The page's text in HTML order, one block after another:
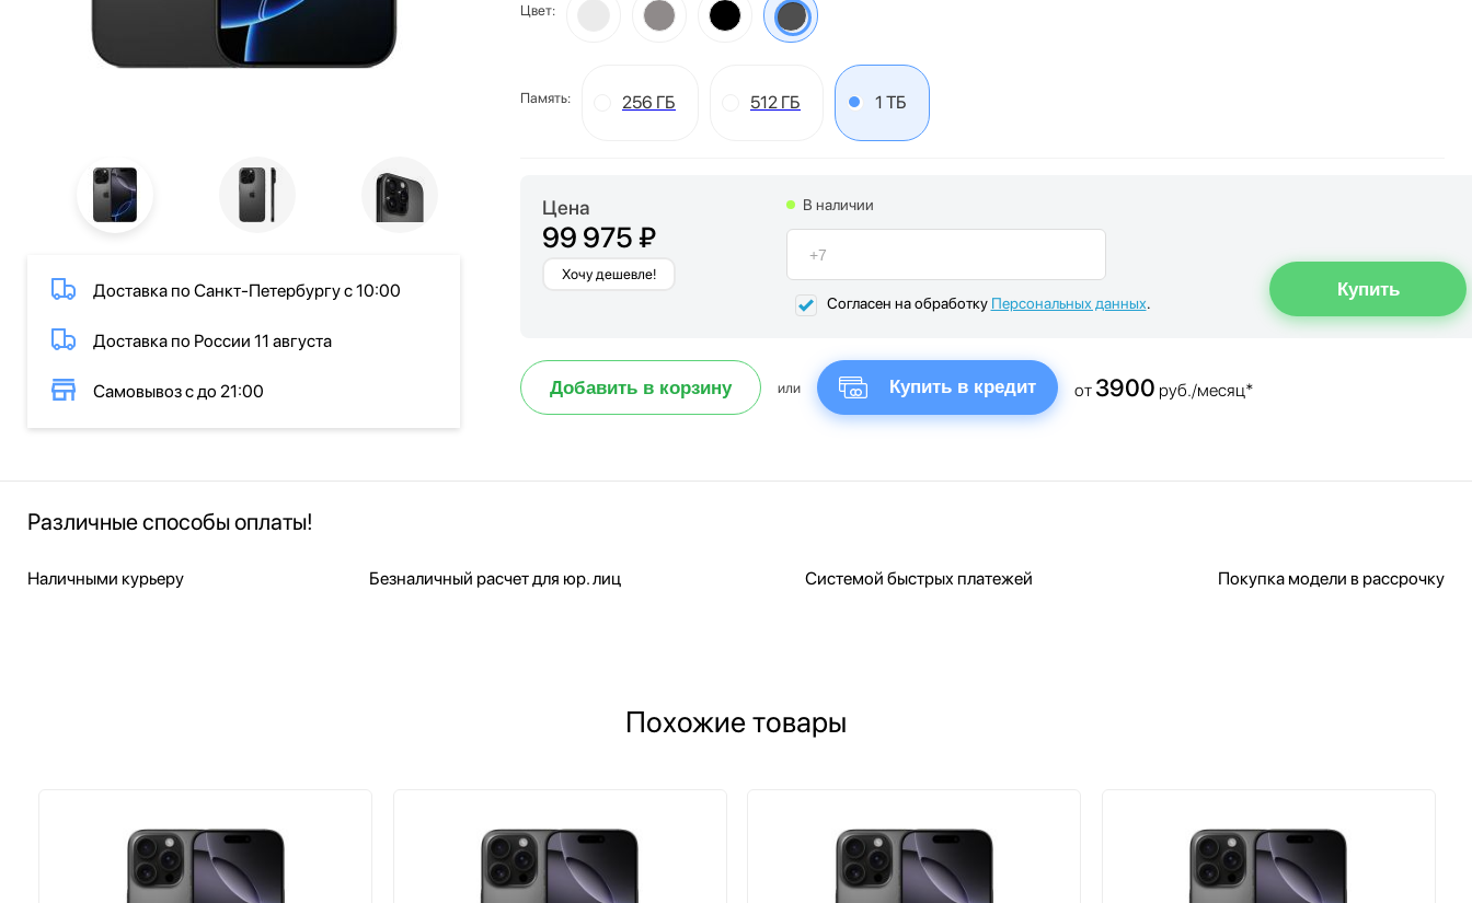
Доставка по Санкт-Петербургу с 10:00
Доставка по России 11 августа
Самовывоз с до 21:00
Цвет:
Память: 256 ГБ 512 ГБ 1 ТБ
Цена
99 975 ₽
Хочу дешевле!
В наличии
Согласен на обработку Персональных данных.
Добавить в корзину или Купить в кредит от 3900 руб./месяц*
Различные способы оплаты!
Наличными курьеру Безналичный расчет для юр. лиц Системой быстрых платежей Покупка модели в рассрочку
Похожие товары